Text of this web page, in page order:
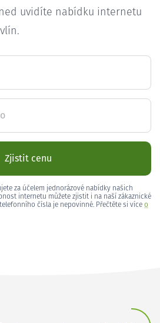
uvidíte nabídku internetu
Zjistit cenu
za účelem jednorázové nabídky našich
internetu můžete zjistit i na naší zákaznické
čísla je nepovinné. Přečtěte si více o